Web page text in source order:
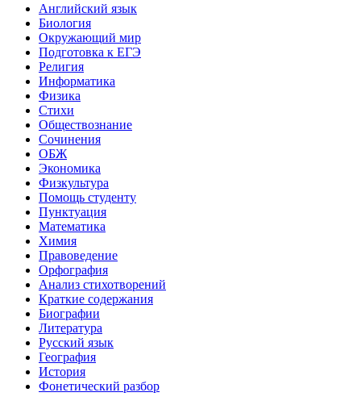
Английский язык
Биология
Окружающий мир
Подготовка к ЕГЭ
Религия
Информатика
Физика
Стихи
Обществознание
Сочинения
ОБЖ
Экономика
Физкультура
Помощь студенту
Пунктуация
Математика
Химия
Правоведение
Орфография
Анализ стихотворений
Краткие содержания
Биографии
Литература
Русский язык
География
История
Фонетический разбор